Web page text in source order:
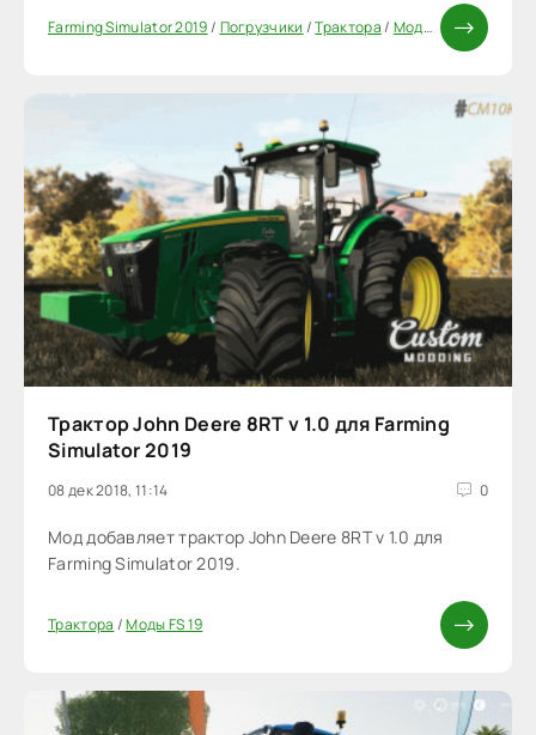
Farming Simulator 2019/ Погрузчики /Трактора/ Моды FS 19
Трактор John Deere 8RT v 1.0 для Farming
Simulator 2019
08 дек 2018, 11:14 0
Мод добавляет трактор John Deere 8RT v 1.0 для
Farming Simulator 2019.
Трактора /Моды FS 19